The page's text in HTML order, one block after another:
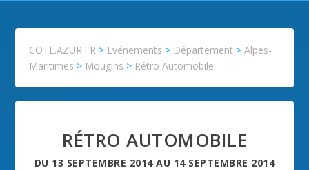
COTE.AZUR.FR > Evénements > Département >Alpes-
Maritimes > Mougins > Rétro Automobile
RÉTRO AUTOMOBILE
DU 13 SEPTEMBRE 2014AU 14 SEPTEMBRE 2014